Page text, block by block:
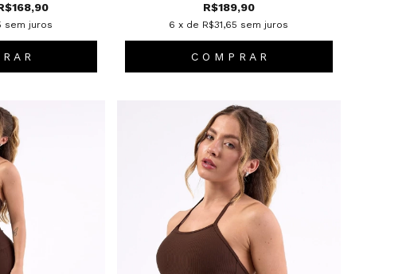
sem juros
A R
R$189,90
6 x de R$31,65 sem juros
C O M P R A R